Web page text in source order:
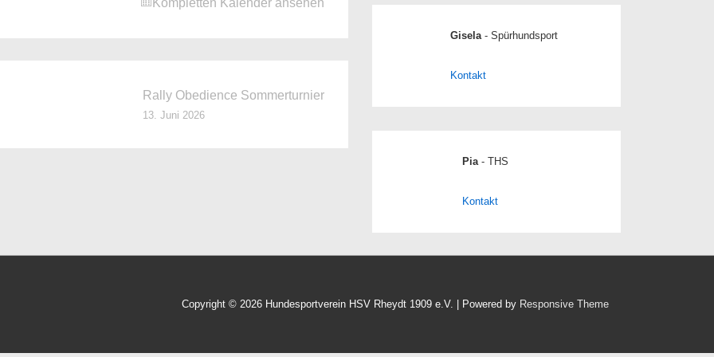
Rally Obedience Sommerturnier
13. Juni 2026
Gisela- Spürhundsport
Kontakt
Pia- THS
Kontakt
Copyright © 2026 Hundesportverein HSV Rheydt 1909 e.V. | Powered by Responsive Theme